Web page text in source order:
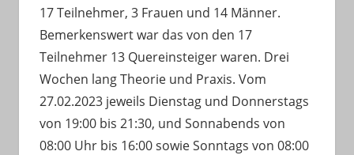
17 Teilnehmer, 3 Frauen und 14 Männer.
Bemerkenswert war das von den 17
Teilnehmer 13 Quereinsteiger waren. Drei
Wochen lang Theorie und Praxis. Vom
27.02.2023 jeweils Dienstag und Donnerstags
von 19:00 bis 21:30, und Sonnabends von
08:00 Uhr bis 16:00 sowie Sonntags von 08:00